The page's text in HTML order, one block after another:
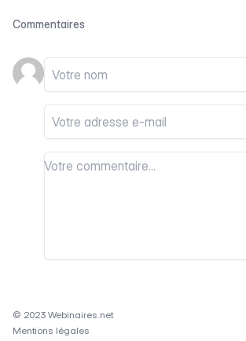
Commentaires
Votre nom
Votre email
Votre commentaire
Votre commentaire
© 2023 Webinaires.net
Mentions légales